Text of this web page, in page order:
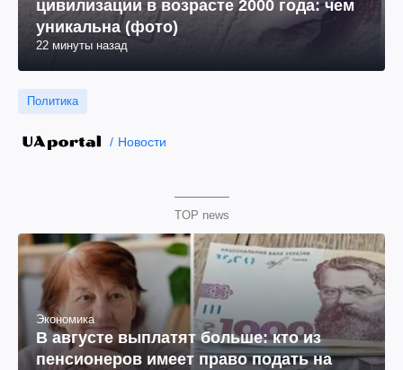
цивилизации в возрасте 2000 года: чем
уникальна (фото)
22 минуты назад
Политика
Новости
TOP news
Экономика
В августе выплатят больше: кто из
пенсионеров имеет право подать на